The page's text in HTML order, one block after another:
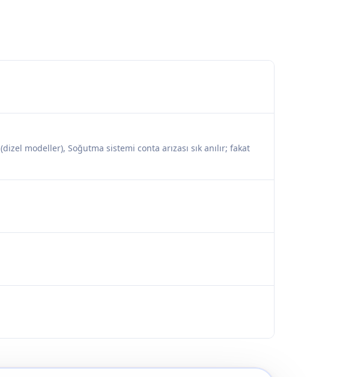
modeller), Soğutma sistemi conta arızası sık anılır; fakat